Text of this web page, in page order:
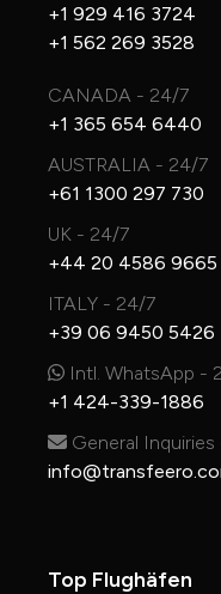
+1 929 416 3724
+1 562 269 3528
CANADA - 24/7
+1 365 654 6440
AUSTRALIA - 24/7
+61 1300 297 730
UK - 24/7
+44 20 4586 9665
ITALY - 24/7
+39 06 9450 5426
Intl. WhatsApp -
+1 424-339-1886
General
Top Flughäfen